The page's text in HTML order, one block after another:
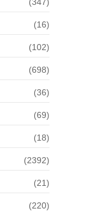
(347)
(16)
(102)
(698)
(36)
(69)
(18)
(2392)
(21)
(220)